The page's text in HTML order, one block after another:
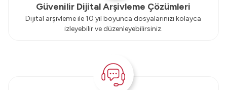
Güvenilir Dijital Arşivleme Çözümleri
Dijital arşivleme ile 10 yıl boyunca dosyalarınızı kolayca
izleyebilir ve düzenleyebilirsiniz.